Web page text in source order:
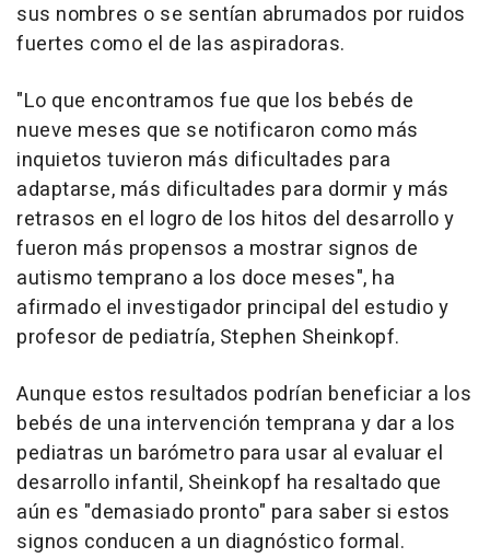
sus nombres o se sentían abrumados por ruidos
fuertes como el de las aspiradoras.
"Lo que encontramos fue que los bebés de
nueve meses que se notificaron como más
inquietos tuvieron más dificultades para
adaptarse, más dificultades para dormir y más
retrasos en el logro de los hitos del desarrollo y
fueron más propensos a mostrar signos de
autismo temprano a los doce meses", ha
afirmado el investigador principal del estudio y
profesor de pediatría, Stephen Sheinkopf.
Aunque estos resultados podrían beneficiar a los
bebés de una intervención temprana y dar a los
pediatras un barómetro para usar al evaluar el
desarrollo infantil, Sheinkopf ha resaltado que
aún es "demasiado pronto" para saber si estos
signos conducen a un diagnóstico formal.